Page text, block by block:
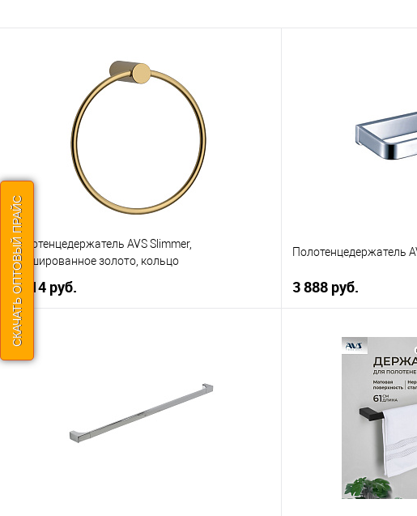
Полотенцедержатель AVS Slimmer,
брашированное золото, кольцо
2 514 руб.
В наличии
Полотенцедержатель
3 888 руб.
Купить в 1 клик
СКАЧАТЬ ОПТОВЫЙ ПРАЙС